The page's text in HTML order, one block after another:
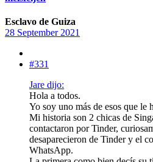
Esclavo de Guiza
28 September 2021
#331
Jare dijo:
Hola a todos.
Yo soy uno más de esos que le
Mi historia son 2 chicas de
contactaron por Tinder,
desaparecieron de Tinder y el
WhatsApp.